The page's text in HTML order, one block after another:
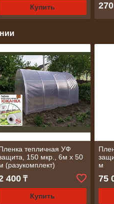
Купить 270
тепличная УФ
150 мкр., 6м х 50
(разукомплект)
400₸
Купить
м
75